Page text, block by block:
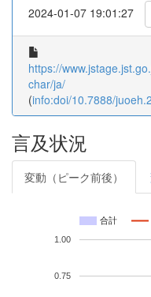
2024-01-07 19:01:27
https://
char/ja/
(info:doi/10.7888/
言及状況
変動（ピーク前後）
合計
0.75
1.00